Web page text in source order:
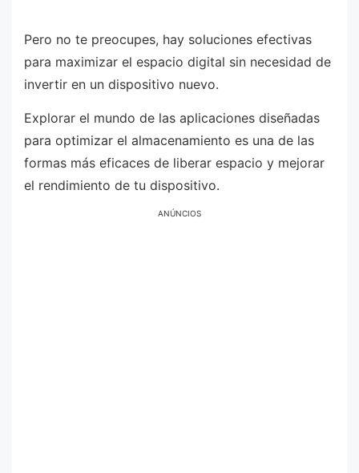
Pero no te preocupes, hay soluciones efectivas
para maximizar el espacio digital sin necesidad de
invertir en un dispositivo nuevo.
Explorar el mundo de las aplicaciones diseñadas
para optimizar el almacenamiento es una de las
formas más eficaces de liberar espacio y mejorar
el rendimiento de tu dispositivo.
ANÚNCIOS